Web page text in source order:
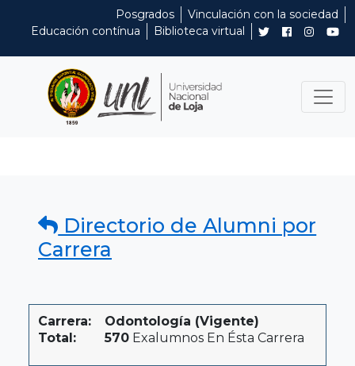
Posgrados
Vinculación con la sociedad
Educación contínua
Biblioteca virtual
Directorio de Alumni por
Carrera
Carrera:
Odontología (Vigente)
Total:
570 Exalumnos En Ésta Carrera